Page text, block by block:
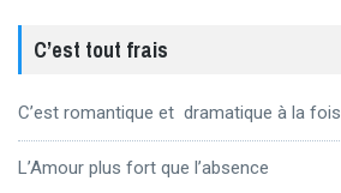
C’est tout frais
C’est romantique et dramatique à la fois
L’Amour plus fort que l’absence